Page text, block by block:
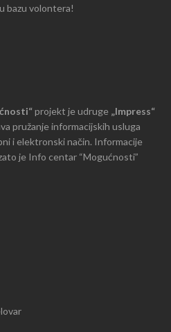
bazu volontera!
projekt je udruge „Impress“
pružanje informacijskih usluga
i elektronski način. Informacije
je Info centar “Mogućnosti”